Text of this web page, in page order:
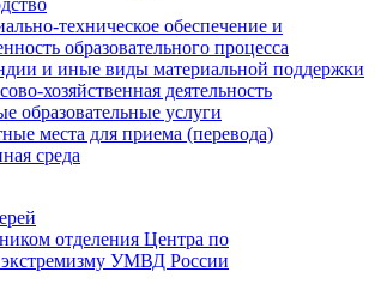
техническое обеспечение и
образовательного процесса
и иные виды материальной поддержки
хозяйственная деятельность
образовательные услуги
места для приема (перевода)
среда
отделения Центра по
УМВД России